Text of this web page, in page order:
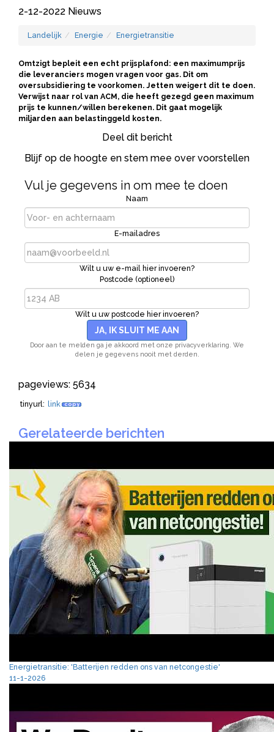
2-12-2022 Nieuws
Landelijk Energie Energietransitie
Omtzigt bepleit een echt prijsplafond: een maximumprijs
die leveranciers mogen vragen voor gas. Dit om
oversubsidiering te voorkomen. Jetten weigert dit te doen.
Verwijst naar rol van ACM, die heeft gezegd geen maximum
prijs te kunnen/willen berekenen. Dit gaat mogelijk
miljarden aan belastinggeld kosten.
Deel dit bericht
Blijf op de hoogte en stem mee over voorstellen
Vul je gegevens in om mee te doen
Naam
E-mailadres
Wilt u uw e-mail hier invoeren?
Postcode (optioneel)
Wilt u uw postcode hier invoeren?
JA, IK SLUIT ME AAN
Door aan te melden ga je akkoord met onze privacyverklaring. We
delen je gegevens nooit met derden.
pageviews: 5634
tinyurl: link copy
Gerelateerde berichten
Energietransitie: 'Batterijen redden ons van netcongestie'
11-1-2026